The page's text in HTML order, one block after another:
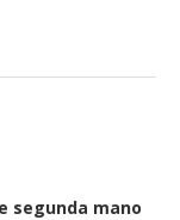
segunda mano